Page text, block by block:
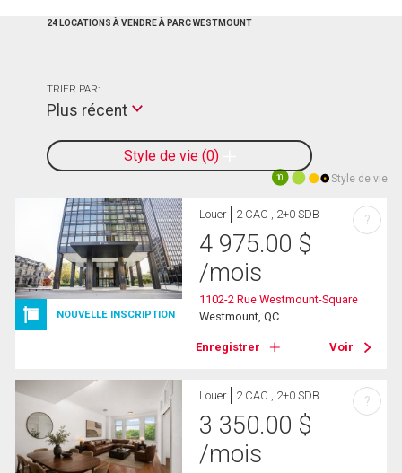
24 LOCATIONS À VENDRE À PARC WESTMOUNT
Style de vie 0
TRIER PAR:
Plus récent
10 Style de vie
NOUVELLE INSCRIPTION
Louer 2 CAC , 2+0 SDB
4 975.00 $
/mois
1102-2 Rue Westmount-Square
Westmount, QC
Enregistrer Voir
?
Louer 2 CAC , 2+0 SDB
3 350.00 $
/mois
?